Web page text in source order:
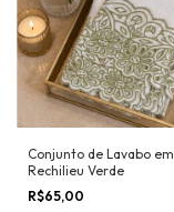
Conjunto de Lavabo em
Rechilieu Verde
R$65,00